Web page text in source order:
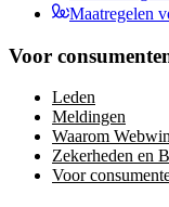
Maatregelen
Voor
Leden
Meldingen
Waarom
Zekerheden en
Voor